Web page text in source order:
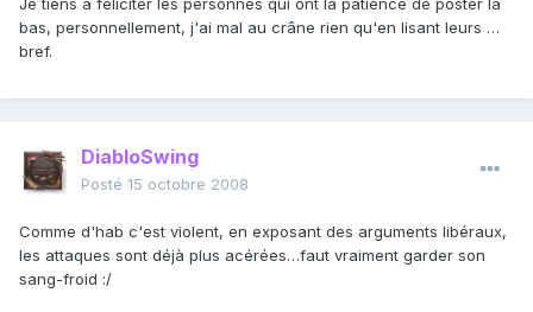
Je tiens à féliciter les personnes qui ont la patience de poster là
bas, personnellement, j'ai mal au crâne rien qu'en lisant leurs …
bref.
DiabloSwing
Posté 15 octobre 2008
Comme d'hab c'est violent, en exposant des arguments libéraux,
les attaques sont déjà plus acérées…faut vraiment garder son
sang-froid :/